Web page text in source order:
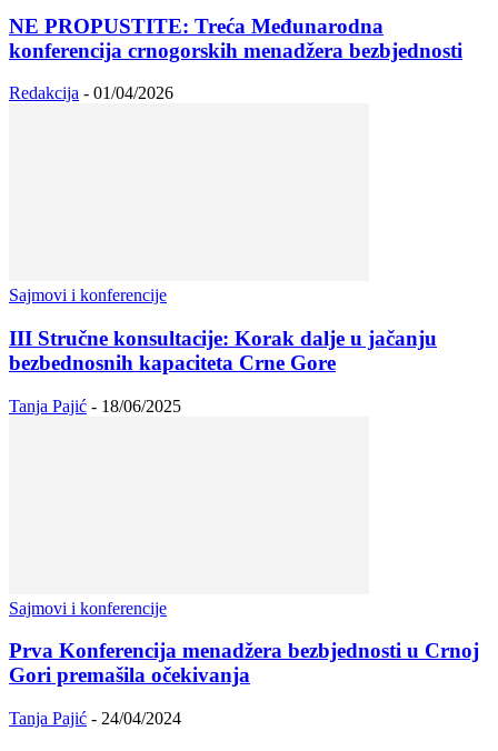
NE PROPUSTITE: Treća Međunarodna
konferencija crnogorskih menadžera bezbjednosti
Redakcija - 01/04/2026
Sajmovi i konferencije
III Stručne konsultacije: Korak dalje u jačanju
bezbednosnih kapaciteta Crne Gore
Tanja Pajić - 18/06/2025
Sajmovi i konferencije
Prva Konferencija menadžera bezbjednosti u Crnoj
Gori premašila očekivanja
Tanja Pajić - 24/04/2024